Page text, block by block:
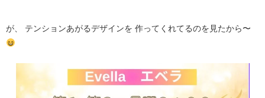
が、 テンションあがるデザインを 作ってくれてるのを見たから〜